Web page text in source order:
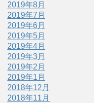
2019年8月
2019年7月
2019年6月
2019年5月
2019年4月
2019年3月
2019年2月
2019年1月
2018年12月
2018年11月